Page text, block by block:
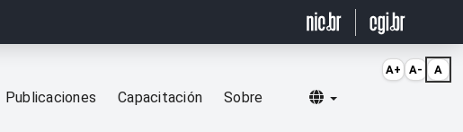
Publicaciones Capacitación Sobre Selecionar idioma
A+ A- A